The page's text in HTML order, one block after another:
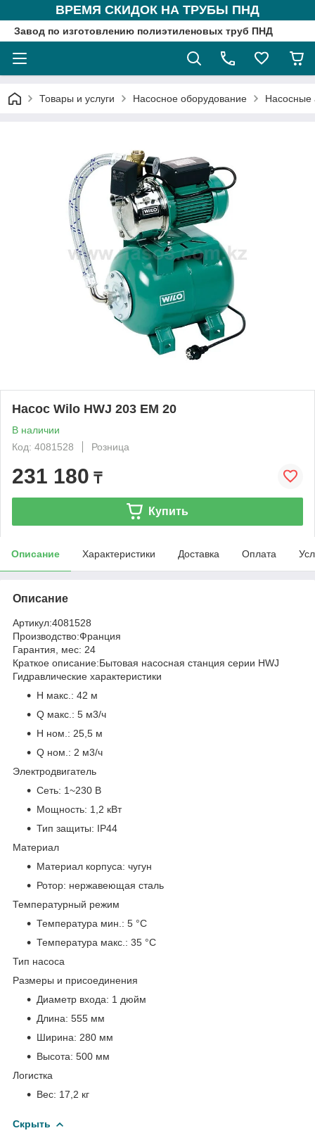
ВРЕМЯ СКИДОК НА ТРУБЫ ПНД
Завод по изготовлению полиэтиленовых труб ПНД
Товары и услуги Насосное оборудование Насосные
Насос Wilo HWJ 203 EM 20
В наличии
Код: 4081528
Розница
231 180 ₸
Купить
Описание Характеристики Доставка Оплата
Описание
Артикул:4081528
Производство:Франция
Гарантия, мес: 24
Краткое описание:Бытовая насосная станция серии HWJ
Гидравлические характеристики
H макс.: 42 м
Q макс.: 5 м3/ч
H ном.: 25,5 м
Q ном.: 2 м3/ч
Электродвигатель
Сеть: 1~230 В
Мощность: 1,2 кВт
Тип защиты: IP44
Материал
Материал корпуса: чугун
Ротор: нержавеющая сталь
Температурный режим
Температура мин.: 5 °С
Температура макс.: 35 °С
Тип насоса
Размеры и присоединения
Диаметр входа: 1 дюйм
Длина: 555 мм
Ширина: 280 мм
Высота: 500 мм
Логистка
Вес: 17,2 кг
Скрыть